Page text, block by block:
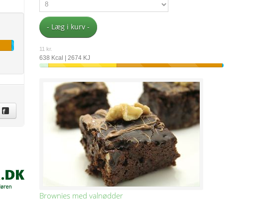
- Læg i kurv -
11 kr.
638 Kcal | 2674 KJ
Brownies med valnødder